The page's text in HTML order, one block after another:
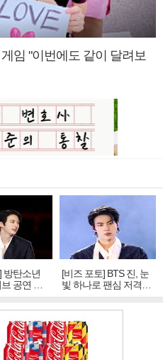
임 "이번에도 같이 달려보
방탄소년
공연 중
적 아우라
[비즈 포토] BTS 진, 눈
빛 하나로 팬심 저격…
독보적 카리스마